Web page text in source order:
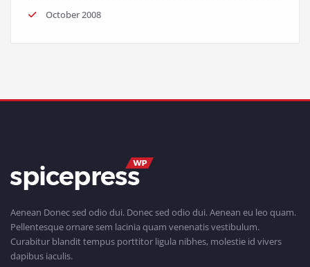
October 2008
Aenean Donec sed odio dui. Donec sed odio dui. Aenean eu leo quam.
Pellentesque ornare sem lacinia quam venenatis vestibulum.
Curabitur blandit tempus porttitor ligula nibhes, molestie id vivers
dapibus iaculis.